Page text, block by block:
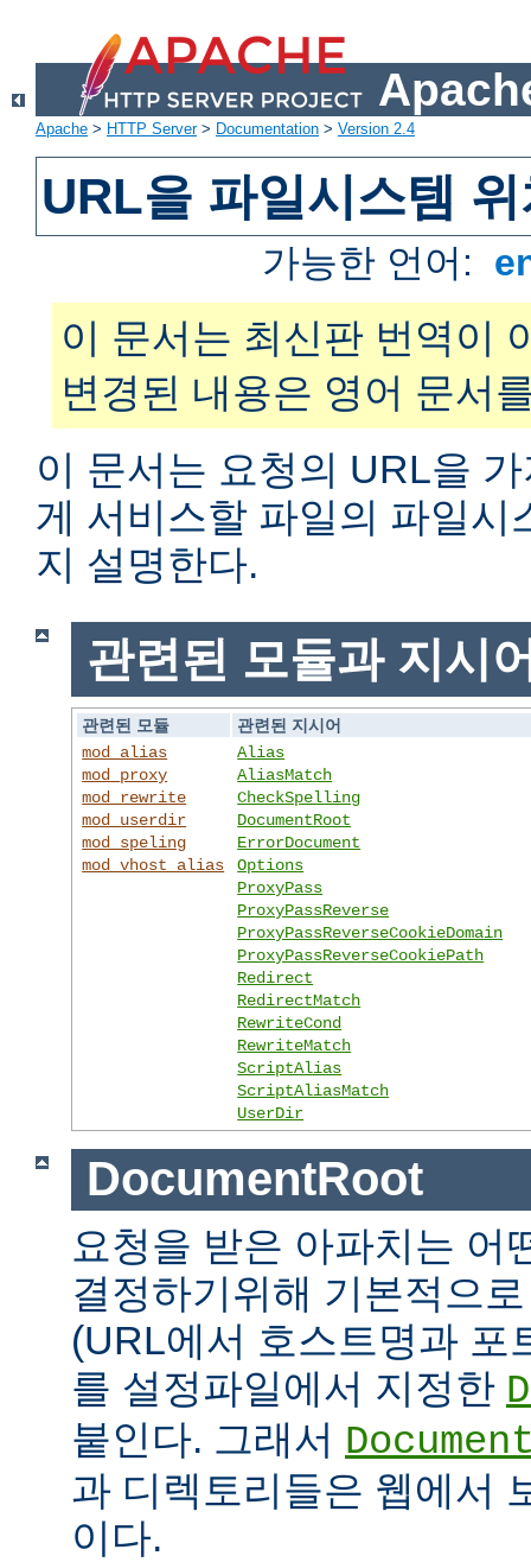
Apache > HTTP Server> Documentation > Version 2.4
URL을 파일시스템
가능한 언어:
이 문서는 최신판 번역이
변경된 내용은 영어 문서
이 문서는 요청의 URL을
게 서비스할 파일의 파일시
지 설명한다.
관련된 모듈과 지시
관련된 모듈
관련된 지시어
mod_alias
mod_proxy
mod_rewrite
mod_userdir
mod_speling
mod_vhost_alias
Alias
AliasMatch
CheckSpelling
DocumentRoot
ErrorDocument
Options
ProxyPass
ProxyPassReverse
ProxyPassReverseCookieDomain
ProxyPassReverseCookiePath
Redirect
RedirectMatch
RewriteCond
RewriteMatch
ScriptAlias
ScriptAliasMatch
UserDir
DocumentRoot
요청을 받은 아파치는 어
결정하기위해 기본적으
(URL에서 호스트명과 포
를 설정파일에서 지정한
붙인다. 그래서
과 디렉토리들은 웹에서
이다.